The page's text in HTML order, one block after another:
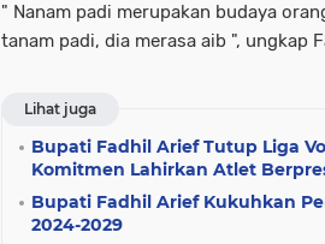
" Nanam padi merupakan budaya
tanam padi, dia merasa aib ", ungkap
Lihat juga
Bupati Fadhil Arief Tutup Liga
Komitmen Lahirkan Atlet
Bupati Fadhil Arief Kukuhkan
2024-2029